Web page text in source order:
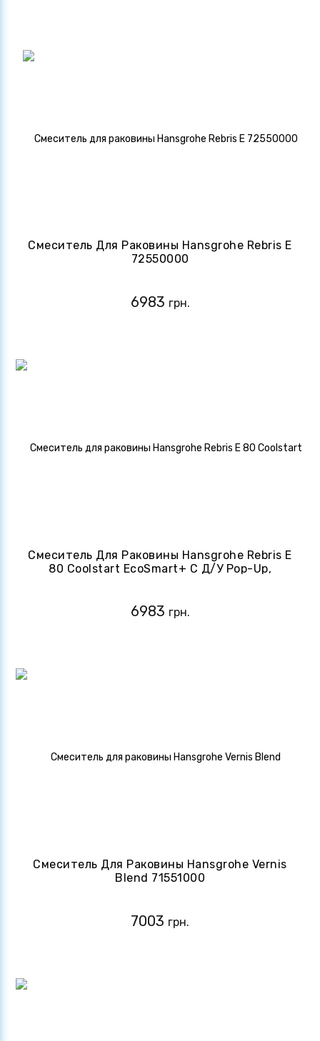
Смеситель Для Раковины Hansgrohe Rebris E
72550000
6983 грн.
Смеситель Для Раковины Hansgrohe Rebris E
80 Coolstart EcoSmart+ С Д/у Pop-Up,
6983 грн.
Смеситель Для Раковины Hansgrohe Vernis
Blend 71551000
7003 грн.